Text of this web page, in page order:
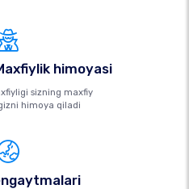
himoyasi
sizning maxfiy
himoya qiladi